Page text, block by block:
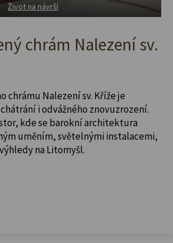
Život na návrší
chrám Nalezení sv.
chrámu Nalezení sv. Kříže je
i odvážného znovuzrození.
kde se barokní architektura
uměním, světelnými instalacemi,
na Litomyšl.